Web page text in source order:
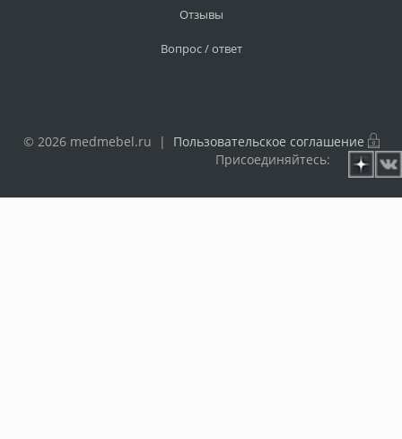
Отзывы
Вопрос / ответ
© 2026 medmebel.ru | Пользовательское соглашение
Присоединяйтесь: